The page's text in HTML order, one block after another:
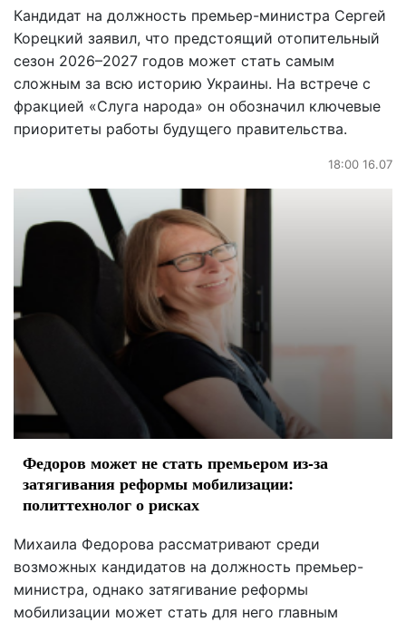
Кандидат на должность премьер-министра Сергей
Корецкий заявил, что предстоящий отопительный
сезон 2026–2027 годов может стать самым
сложным за всю историю Украины. На встрече с
фракцией «Слуга народа» он обозначил ключевые
приоритеты работы будущего правительства.
18:00 16.07
Федоров может не стать премьером из-за
затягивания реформы мобилизации:
политтехнолог о рисках
Михаила Федорова рассматривают среди
возможных кандидатов на должность премьер-
министра, однако затягивание реформы
мобилизации может стать для него главным